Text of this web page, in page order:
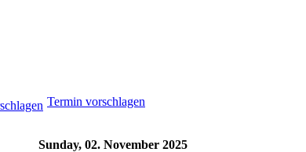
Termin vorschlagen
Sunday, 02. November 2025